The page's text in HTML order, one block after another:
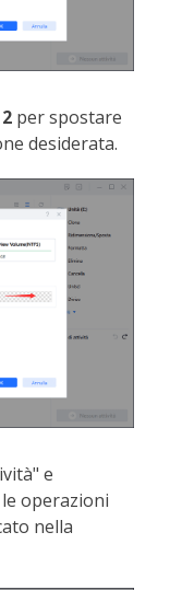
per spostare
desiderata.
e
operazioni
nella